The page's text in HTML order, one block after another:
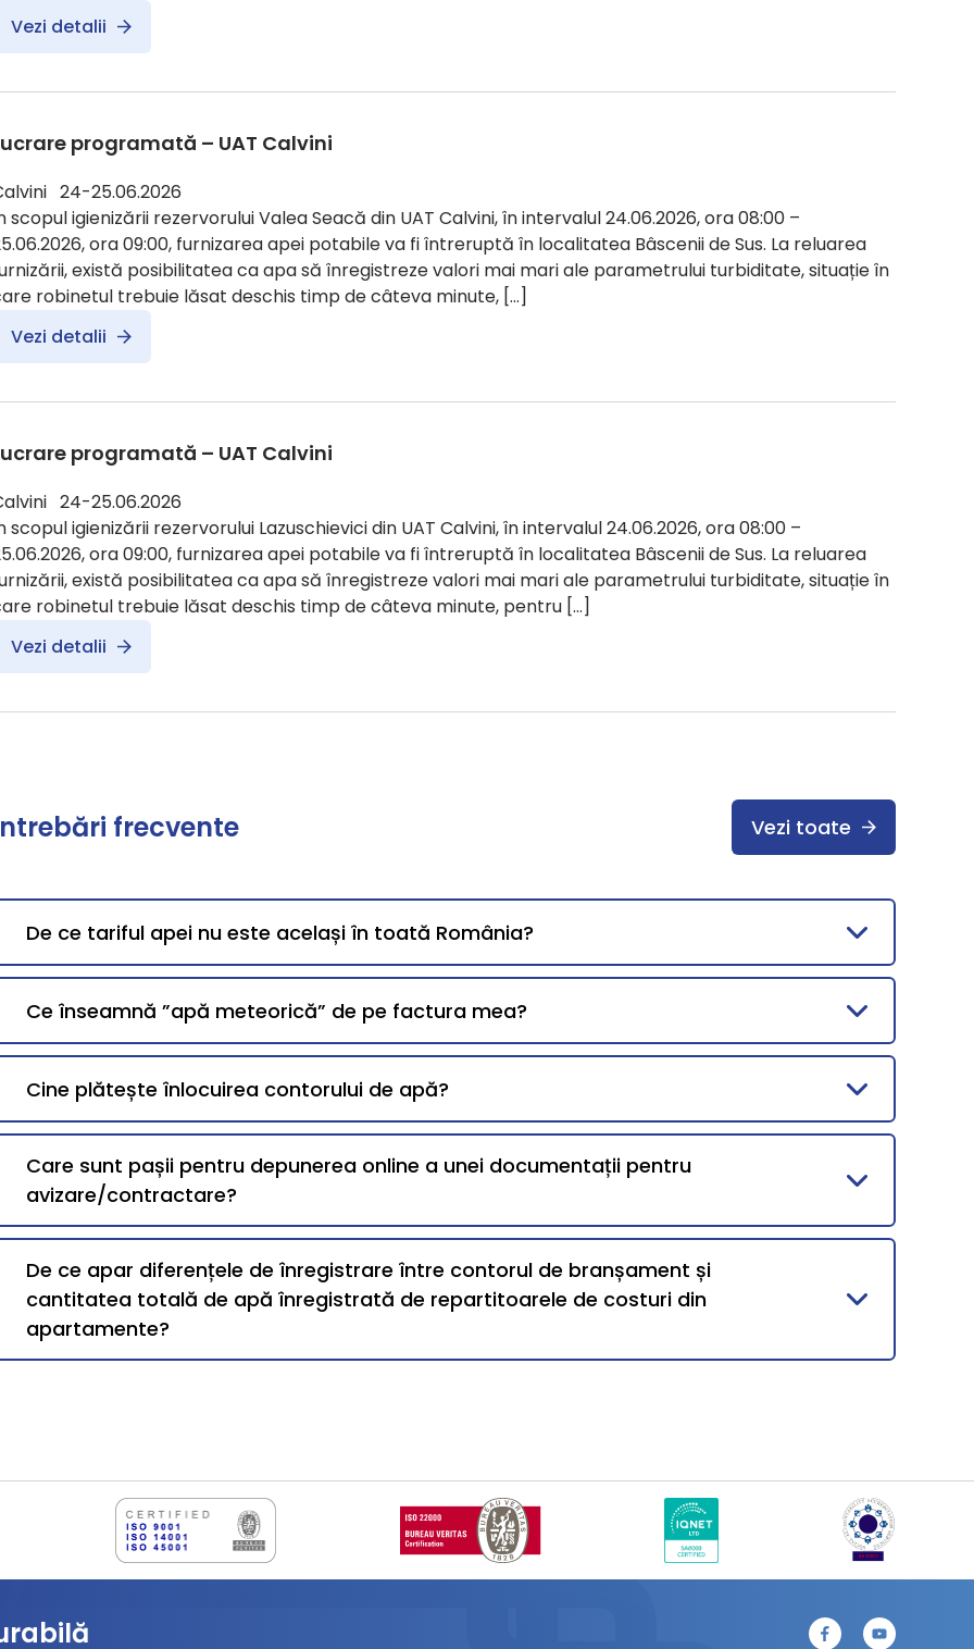
Vezi detalii
programată – UAT Calvini
24-25.06.2026
scopul igienizării rezervorului Valea Seacă din UAT Calvini, în intervalul 24.06.2026, ora 08:00 –
ora 09:00, furnizarea apei potabile va fi întreruptă în localitatea Bâscenii de Sus. La reluarea
există posibilitatea ca apa să înregistreze valori mai mari ale parametrului turbiditate, situație în
robinetul trebuie lăsat deschis timp de câteva minute, […]
Vezi detalii
programată – UAT Calvini
24-25.06.2026
scopul igienizării rezervorului Lazuschievici din UAT Calvini, în intervalul 24.06.2026, ora 08:00 –
ora 09:00, furnizarea apei potabile va fi întreruptă în localitatea Bâscenii de Sus. La reluarea
există posibilitatea ca apa să înregistreze valori mai mari ale parametrului turbiditate, situație în
robinetul trebuie lăsat deschis timp de câteva minute, pentru […]
Vezi detalii
frecvente Vezi toate
De ce tariful apei nu este același în toată România?
Ce înseamnă ”apă meteorică” de pe factura mea?
Cine plătește înlocuirea contorului de apă?
Care sunt pașii pentru depunerea online a unei documentații pentru
avizare/contractare?
De ce apar diferențele de înregistrare între contorul de branșament și
cantitatea totală de apă înregistrată de repartitoarele de costuri din
apartamente?